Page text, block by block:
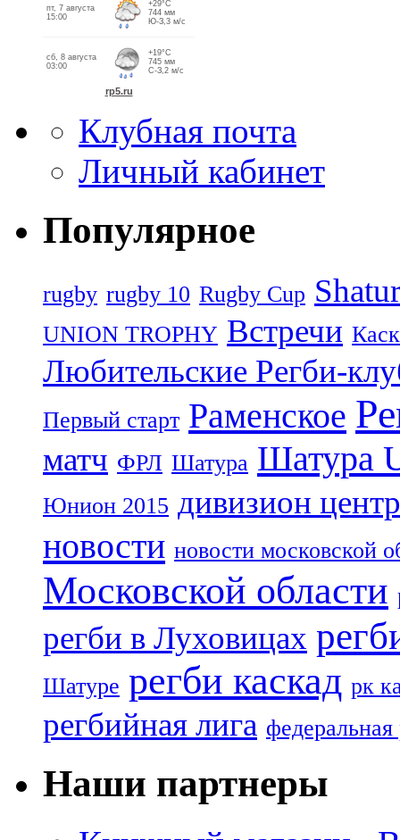
Клубная почта
Личный кабинет
Популярное
rugby rugby 10 Rugby Cup
UNION TROPHY Встречи
Любительские Регби-
Первый старт Раменское
матч ФРЛ Шатура Шатура
Юнион 2015 дивизион центр
новости новости московской
Московской области
регби в Луховицах
Шатуре регби каскад рк
регбийная лига
Наши партнеры